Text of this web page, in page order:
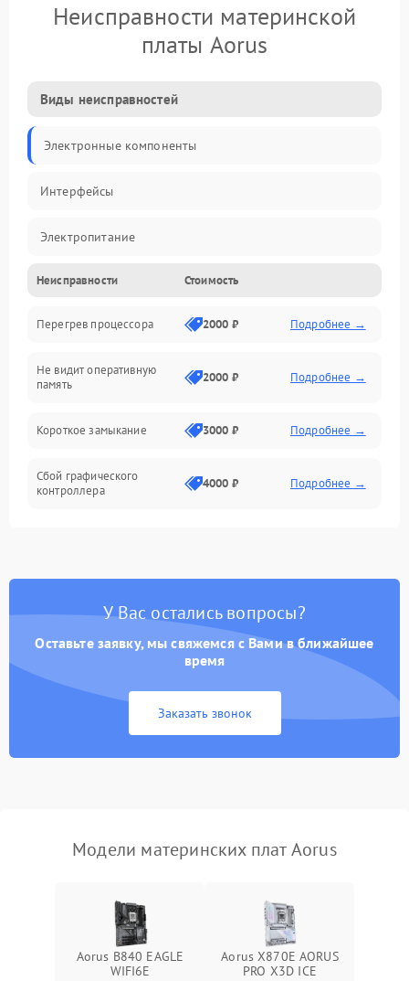
Неисправности материнской
платы Aorus
Виды неисправностей
Электронные компоненты
Интерфейсы
Электропитание
Корпус/Герметичность
Механика
ПО/Микропрограмма
Неисправности Стоимость
Перегрев процессора 2000 ₽ Подробнее →
Не видит оперативную
память
2000 ₽ Подробнее →
Короткое замыкание 3000 ₽ Подробнее →
Сбой графического
контроллера
4000 ₽ Подробнее →
У Вас остались вопросы?
Оставьте заявку, мы свяжемся с Вами в ближайшее
время
Заказать звонок
Модели материнских плат Aorus
Aorus B840 EAGLE
WIFI6E
Aorus X870E AORUS
PRO X3D ICE